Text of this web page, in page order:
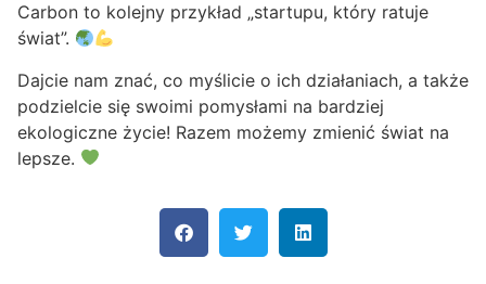
Carbon to kolejny przykład „startupu, który ratuje
świat”.
Dajcie nam znać, co myślicie o ich działaniach, a także
podzielcie się swoimi pomysłami na bardziej
ekologiczne życie! Razem możemy zmienić świat na
lepsze.